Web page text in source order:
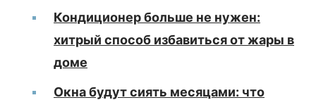
Кондиционер больше не нужен:
хитрый способ избавиться от жары в
доме
Окна будут сиять месяцами: что